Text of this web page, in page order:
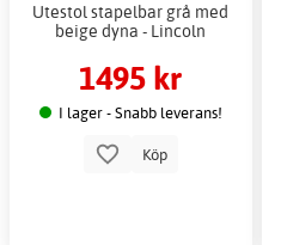
Utestol stapelbar grå med
beige dyna - Lincoln
1495 kr
I lager - Snabb leverans!
Köp